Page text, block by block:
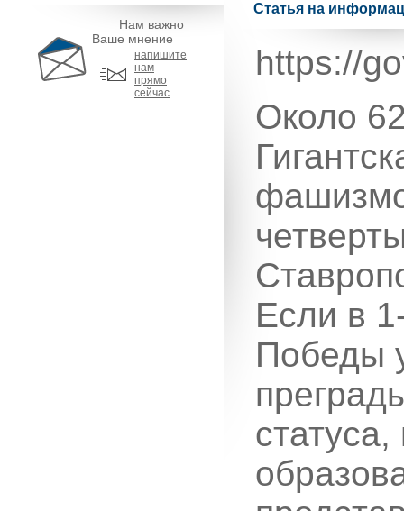
Нам важно
Ваше мнение
напишите
нам
прямо
сейчас
Статья на
https://
Около
Если в
Победы